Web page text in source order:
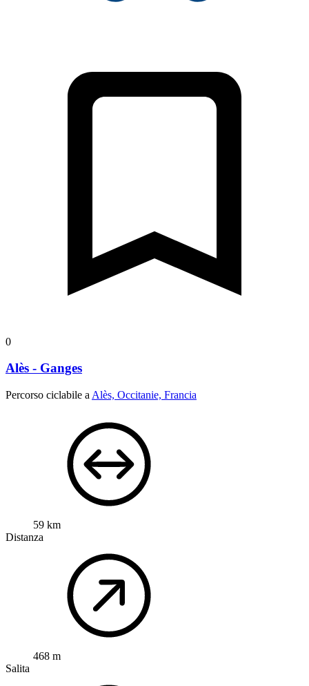
0
Alès - Ganges
Percorso ciclabile a Alès, Occitanie, Francia
59 km
Distanza
468 m
Salita